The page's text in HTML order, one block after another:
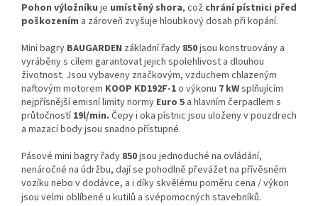
Pohon výložníku je umístěný shora, což chrání pístnici před
poškozením a zároveň zvyšuje hloubkový dosah při kopání.
Mini bagry BAUGARDEN základní řady 850jsou konstruovány a
vyráběny s cílem garantovat jejich spolehlivost a dlouhou
životnost. Jsou vybaveny značkovým, vzduchem chlazeným
naftovým motorem KOOP KD192F-1o výkonu 7 kWsplňujícím
nejpřísnější emisní limity normy Euro 5 a hlavním čerpadlem s
průtočností19l/min. Čepy i oka pístnic jsou uloženy v pouzdrech
a mazací body jsou snadno přístupné.
Pásové mini bagry řady 850jsou jednoduché na ovládání,
nenáročné na údržbu, dají se pohodlně převážet na přívěsném
vozíku nebo v dodávce, a i díky skvělému poměru cena / výkon
jsou velmi oblíbené u kutilů a svépomocných stavebníků.